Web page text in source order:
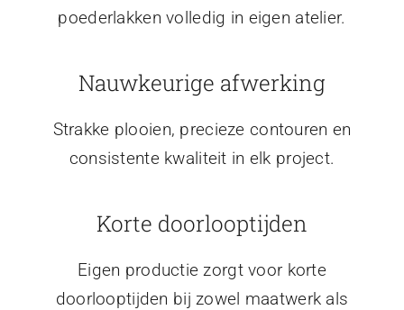
poederlakken volledig in eigen atelier.
Nauwkeurige afwerking
Strakke plooien, precieze contouren en
consistente kwaliteit in elk project.
Korte doorlooptijden
Eigen productie zorgt voor korte
doorlooptijden bij zowel maatwerk als